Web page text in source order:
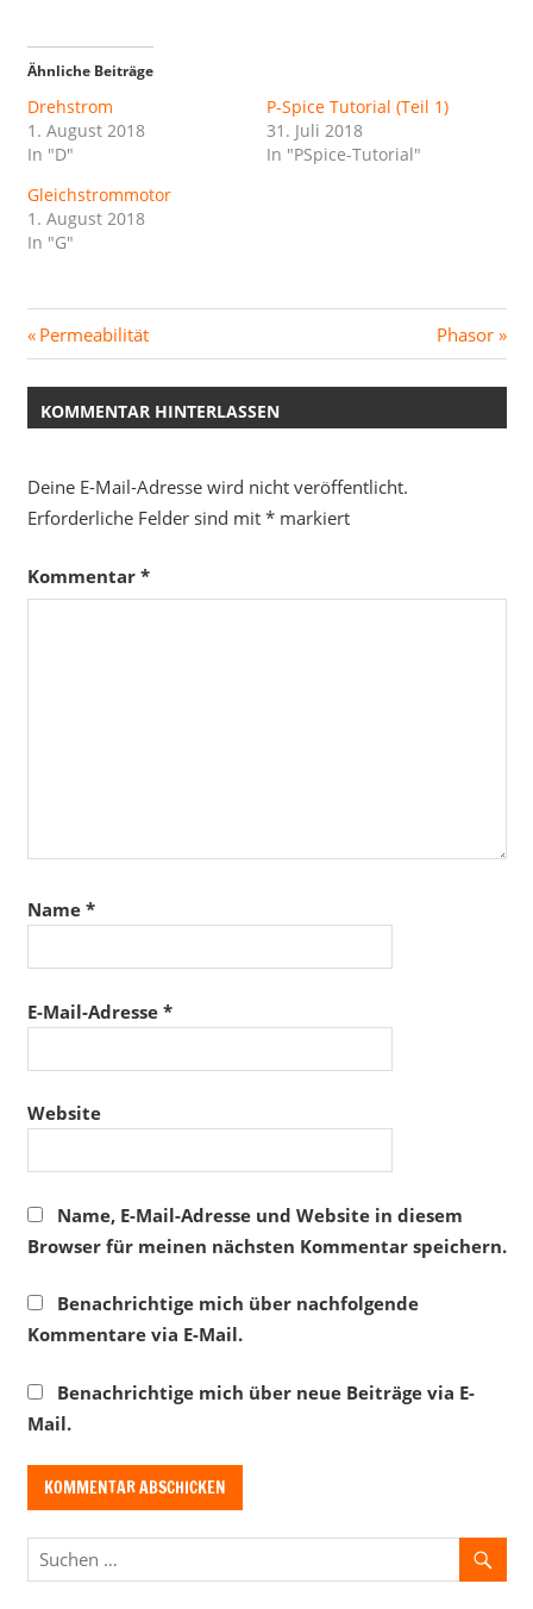
Ähnliche Beiträge
Drehstrom
1. August 2018
In "D"
P-Spice Tutorial (Teil 1)
31. Juli 2018
In "PSpice-Tutorial"
Gleichstrommotor
1. August 2018
In "G"
Beitragsnavigation
Vorheriger
Beitrag:
Permeabilität
Nächster
Beitrag:
Phasor
KOMMENTAR HINTERLASSEN
Deine E-Mail-Adresse wird nicht veröffentlicht.
Erforderliche Felder sind mit *markiert
Kommentar *
Name *
E-Mail-Adresse *
Website
Name, E-Mail-Adresse und Website in diesem
Browser für meinen nächsten Kommentar speichern.
Benachrichtige mich über nachfolgende
Kommentare via E-Mail.
Benachrichtige mich über neue Beiträge via E-
Mail.